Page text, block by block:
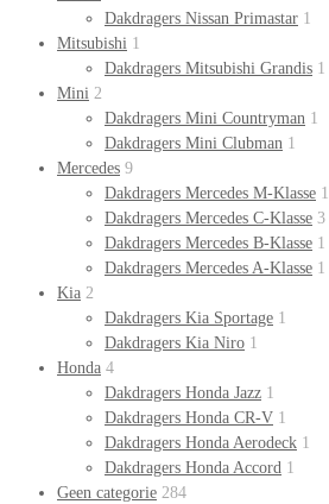
Dakdragers Nissan Primastar 1
Mitsubishi 1
Dakdragers Mitsubishi Grandis 1
Mini 2
Dakdragers Mini Countryman 1
Dakdragers Mini Clubman 1
Mercedes 9
Dakdragers Mercedes M-Klasse 1
Dakdragers Mercedes C-Klasse 3
Dakdragers Mercedes B-Klasse 1
Dakdragers Mercedes A-Klasse 1
Kia 2
Dakdragers Kia Sportage 1
Dakdragers Kia Niro 1
Honda 4
Dakdragers Honda Jazz 1
Dakdragers Honda CR-V 1
Dakdragers Honda Aerodeck 1
Dakdragers Honda Accord 1
Geen categorie 284